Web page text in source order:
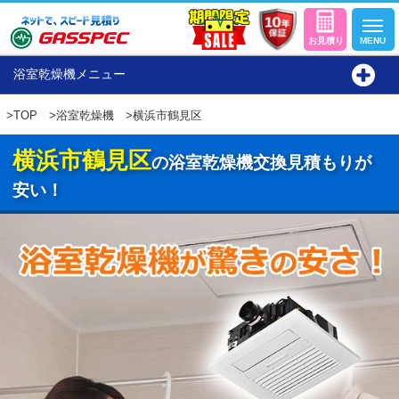
浴室乾燥機メニュー
>TOP >浴室乾燥機 >横浜市鶴見区
横浜市鶴見区の浴室乾燥機交換見積もりが
安い！